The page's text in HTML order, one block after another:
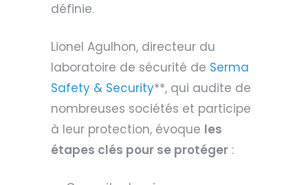
définie.
Lionel Agulhon, directeur du
laboratoire de sécurité de Serma
Safety & Security**, qui audite de
nombreuses sociétés et participe
à leur protection, évoque les
étapes clés pour se protéger :